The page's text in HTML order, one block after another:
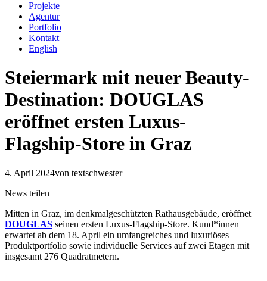
Projekte
Agentur
Portfolio
Kontakt
English
Steiermark mit neuer Beauty-
Destination: DOUGLAS
eröffnet ersten Luxus-
Flagship-Store in Graz
4. April 2024von textschwester
News teilen
Mitten in Graz, im denkmalgeschützten Rathausgebäude, eröffnet
DOUGLAS seinen ersten Luxus-Flagship-Store. Kund*innen
erwartet ab dem 18. April ein umfangreiches und luxuriöses
Produktportfolio sowie individuelle Services auf zwei Etagen mit
insgesamt 276 Quadratmetern.